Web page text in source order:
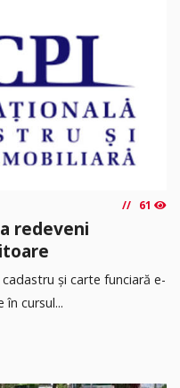
61
redeveni
și carte funciară e-
cursul...